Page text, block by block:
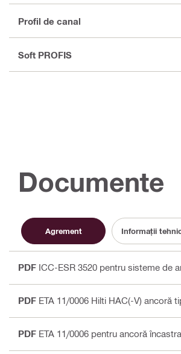
Profil de canal
Soft PROFIS
Documente
Agrement Informaţii
PDF ICC-ESR 3520 pentru sisteme de
PDF ETA 11/0006 Hilti HAC(-V) ancoră
PDF ETA 11/0006 pentru ancoră